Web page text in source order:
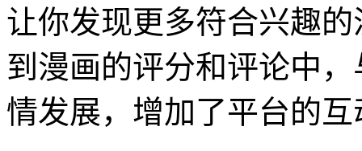
让你发现更多符合兴趣
到漫画的评分和评论中
情发展，增加了平台的